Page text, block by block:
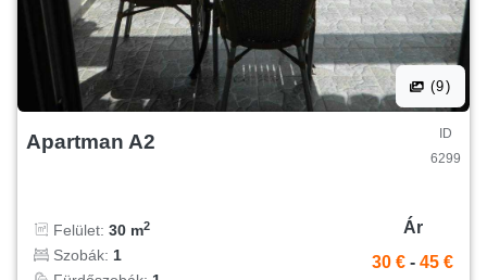
(9)
Apartman A2
ID
6299
Felület: 30 m2
Szobák: 1
Ár
30 € - 45 €